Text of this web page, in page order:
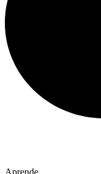
Aprende